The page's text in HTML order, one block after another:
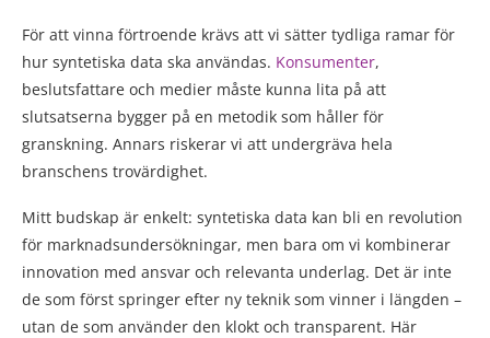
För att vinna förtroende krävs att vi sätter tydliga ramar för
hur syntetiska data ska användas. Konsumenter,
beslutsfattare och medier måste kunna lita på att
slutsatserna bygger på en metodik som håller för
granskning. Annars riskerar vi att undergräva hela
branschens trovärdighet.
Mitt budskap är enkelt: syntetiska data kan bli en revolution
för marknadsundersökningar, men bara om vi kombinerar
innovation med ansvar och relevanta underlag. Det är inte
de som först springer efter ny teknik som vinner i längden –
utan de som använder den klokt och transparent. Här